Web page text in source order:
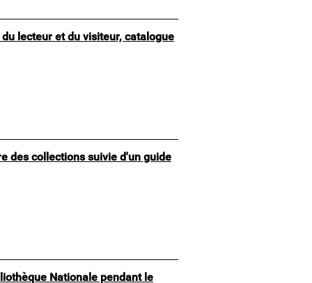
lecteur et du visiteur, catalogue
des collections suivie d'un guide
Nationale pendant le